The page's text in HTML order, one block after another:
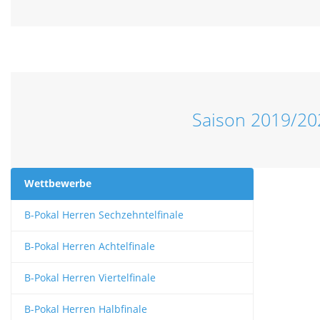
Saison 2019/
Wettbewerbe
B-Pokal Herren Sechzehntelfinale
B-Pokal Herren Achtelfinale
B-Pokal Herren Viertelfinale
B-Pokal Herren Halbfinale